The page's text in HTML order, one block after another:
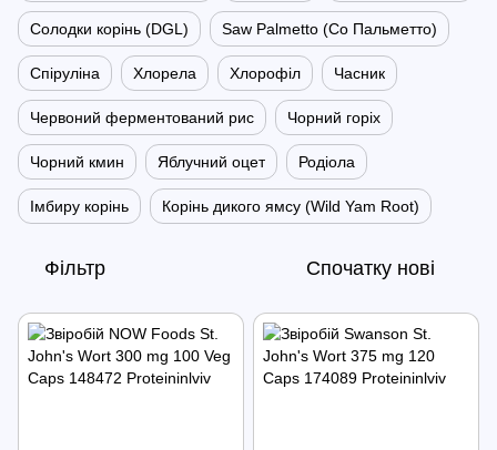
Солодки корінь (DGL) Saw Palmetto (Со Пальметто)
Спіруліна Хлорела Хлорофіл Часник
Червоний ферментований рис Чорний горіх
Чорний кмин Яблучний оцет Родіола
Імбиру корінь Корінь дикого ямсу (Wild Yam Root)
Фільтр Спочатку нові